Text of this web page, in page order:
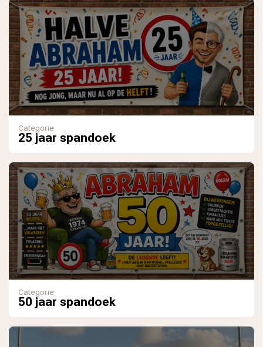
Categorie
25 jaar spandoek
Categorie
50 jaar spandoek